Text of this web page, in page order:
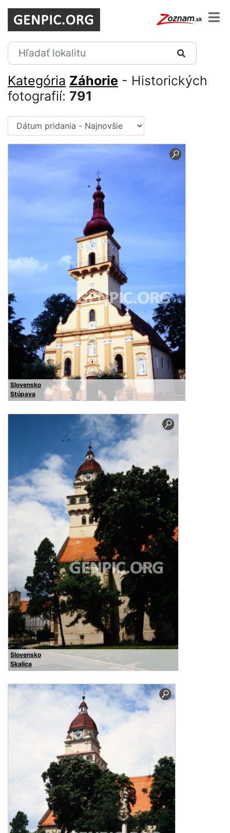
Kategória Záhorie - Historických
fotografií: 791
Slovensko
Stúpava
Slovensko
Skalica